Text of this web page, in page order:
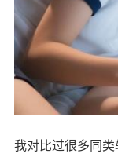
我对比过很多同类